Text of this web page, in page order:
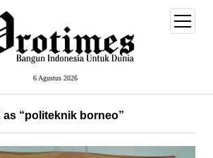
6 Agustus 2026
open
menu
as “politeknik borneo”